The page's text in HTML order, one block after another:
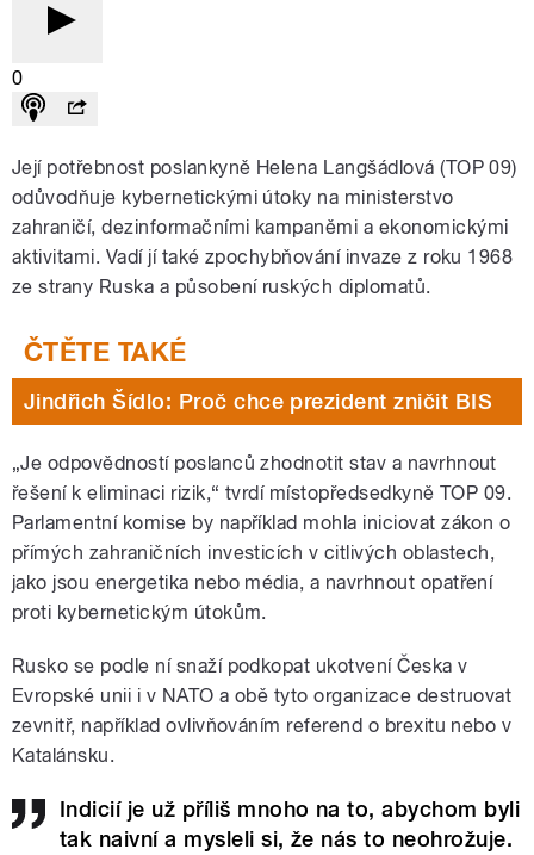
0
Její potřebnost poslankyně Helena Langšádlová (TOP 09)
odůvodňuje kybernetickými útoky na ministerstvo
zahraničí, dezinformačními kampaněmi a ekonomickými
aktivitami. Vadí jí také zpochybňování invaze z roku 1968
ze strany Ruska a působení ruských diplomatů.
Jindřich Šídlo: Proč chce prezident zničit BIS
„Je odpovědností poslanců zhodnotit stav a navrhnout
řešení k eliminaci rizik,“ tvrdí místopředsedkyně TOP 09.
Parlamentní komise by například mohla iniciovat zákon o
přímých zahraničních investicích v citlivých oblastech,
jako jsou energetika nebo média, a navrhnout opatření
proti kybernetickým útokům.
Rusko se podle ní snaží podkopat ukotvení Česka v
Evropské unii i v NATO a obě tyto organizace destruovat
zevnitř, například ovlivňováním referend o brexitu nebo v
Katalánsku.
Indicií je už příliš mnoho na to, abychom byli
tak naivní a mysleli si, že nás to neohrožuje.